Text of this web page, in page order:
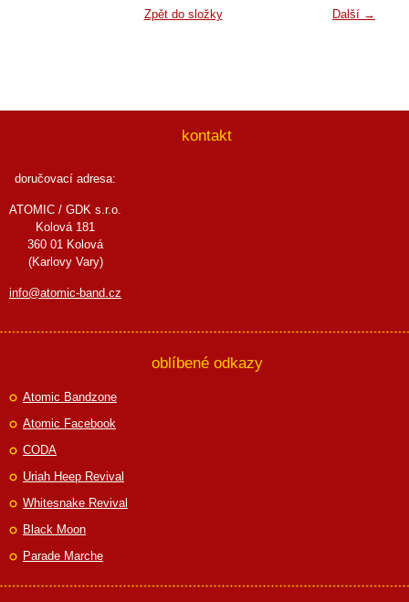
Další →
Zpět do složky
kontakt
doručovací adresa:
ATOMIC / GDK s.r.o.
Kolová 181
360 01 Kolová
(Karlovy Vary)
info@atomic-band.cz
oblíbené odkazy
Atomic Bandzone
Atomic Facebook
CODA
Uriah Heep Revival
Whitesnake Revival
Black Moon
Parade Marche